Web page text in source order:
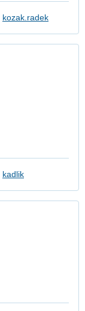
kozak.radek
kadlik